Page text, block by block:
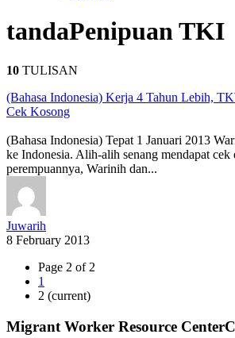
tandaPenipuan TKI
10 TULISAN
(Bahasa Indonesia) Kerja 4 Tahun Lebih,
Cek Kosong
(Bahasa Indonesia) Tepat 1 Januari 2013
ke Indonesia. Alih-alih senang mendapat cek
perempuannya, Warinih dan...
Juwarih
8 February 2013
Page 2 of 2
1
2 (current)
Migrant Worker Resource